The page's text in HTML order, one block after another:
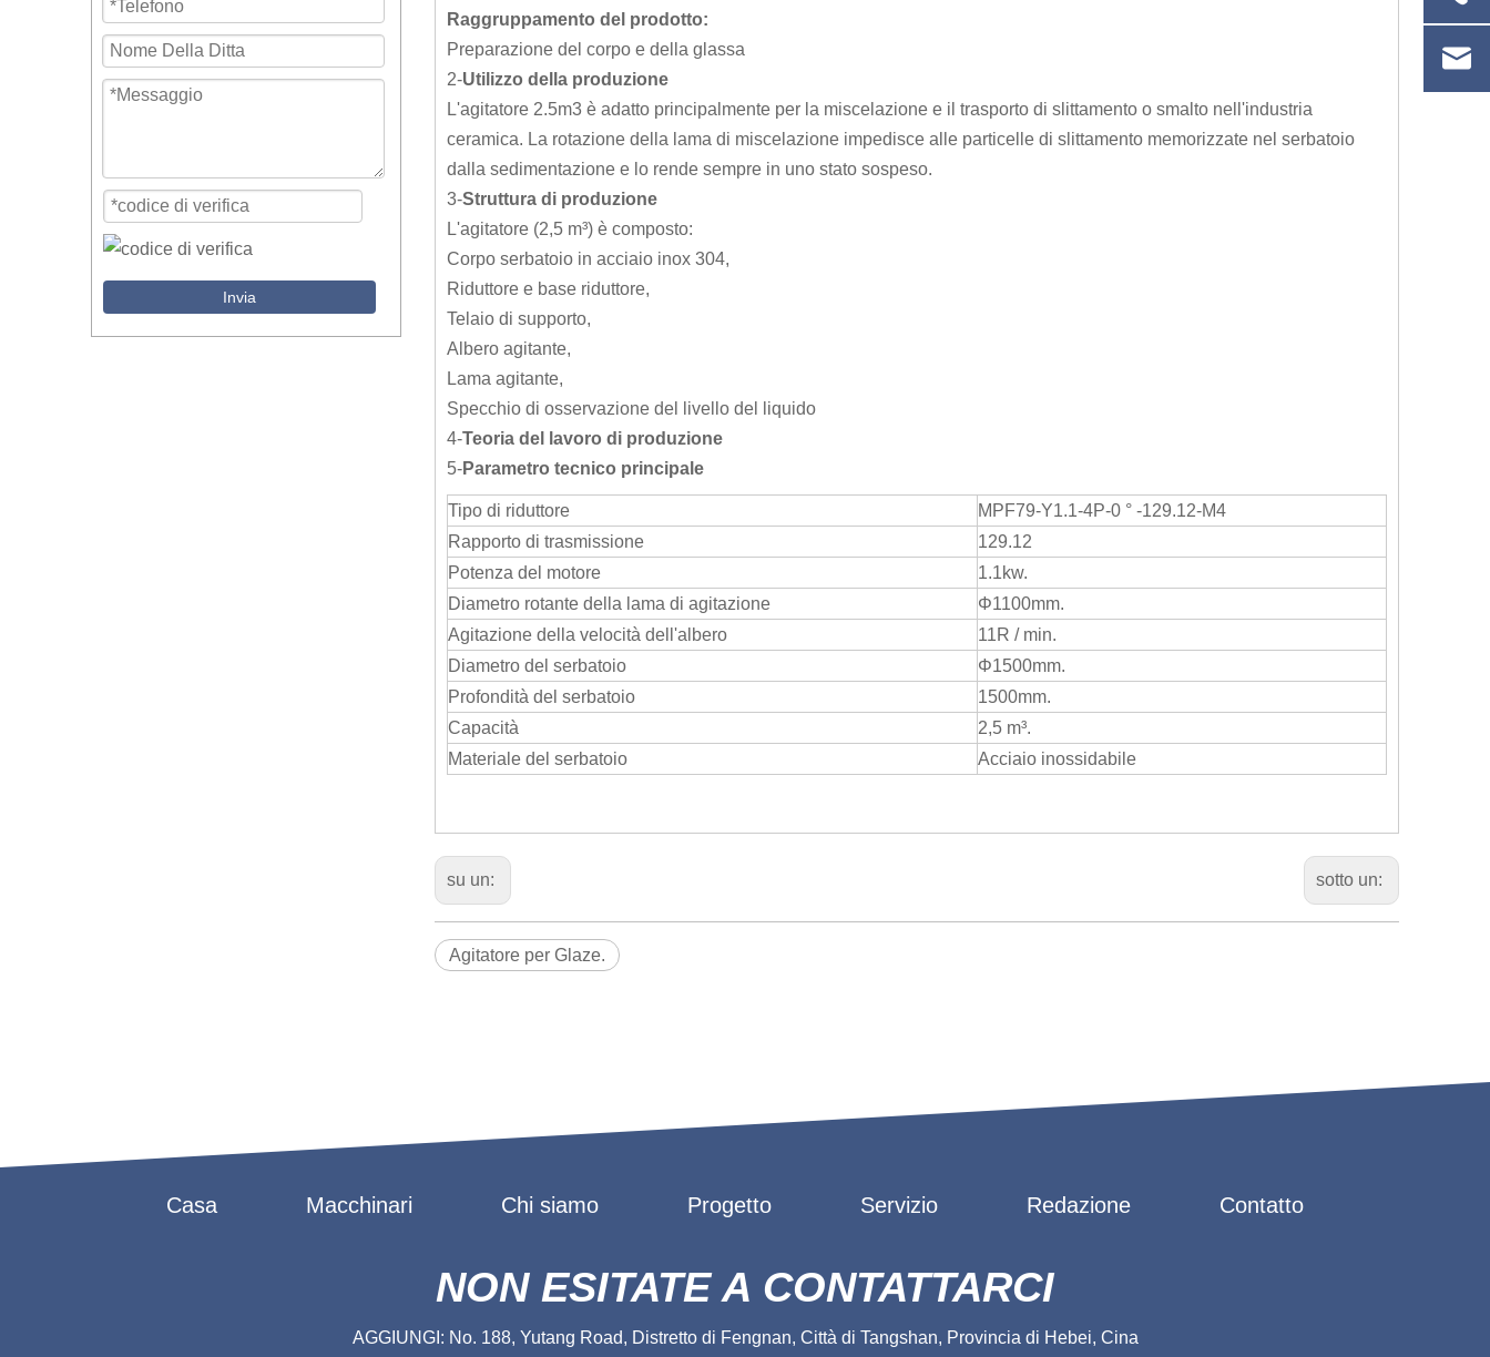
Invia
Raggruppamento del prodotto:
Preparazione del corpo e della glassa
2-Utilizzo della produzione
L'agitatore 2.5m3 è adatto principalmente per la miscelazione e il trasporto di slittamento o smalto nell'industria
ceramica. La rotazione della lama di miscelazione impedisce alle particelle di slittamento memorizzate nel serbatoio
dalla sedimentazione e lo rende sempre in uno stato sospeso.
3-Struttura di produzione
L'agitatore (2,5 m³) è composto:
Corpo serbatoio in acciaio inox 304,
Riduttore e base riduttore,
Telaio di supporto,
Albero agitante,
Lama agitante,
Specchio di osservazione del livello del liquido
4-Teoria del lavoro di produzione
5-Parametro tecnico principale
Tipo di riduttore
MPF79-Y1.1-4P-0 ° -129.12-M4
Rapporto di trasmissione
129.12
Potenza del motore
1.1kw.
Diametro rotante della lama di agitazione
Φ1100mm.
Agitazione della velocità dell'albero
11R / min.
Diametro del serbatoio
Φ1500mm.
Profondità del serbatoio
1500mm.
Capacità
2,5 m³.
Materiale del serbatoio
Acciaio inossidabile
su un: sotto un:
Agitatore per Glaze.
Casa Macchinari Chi siamo Progetto Servizio Redazione Contatto
NON ESITATE A CONTATTARCI
AGGIUNGI: No. 188, Yutang Road, Distretto di Fengnan, Città di Tangshan, Provincia di Hebei, Cina